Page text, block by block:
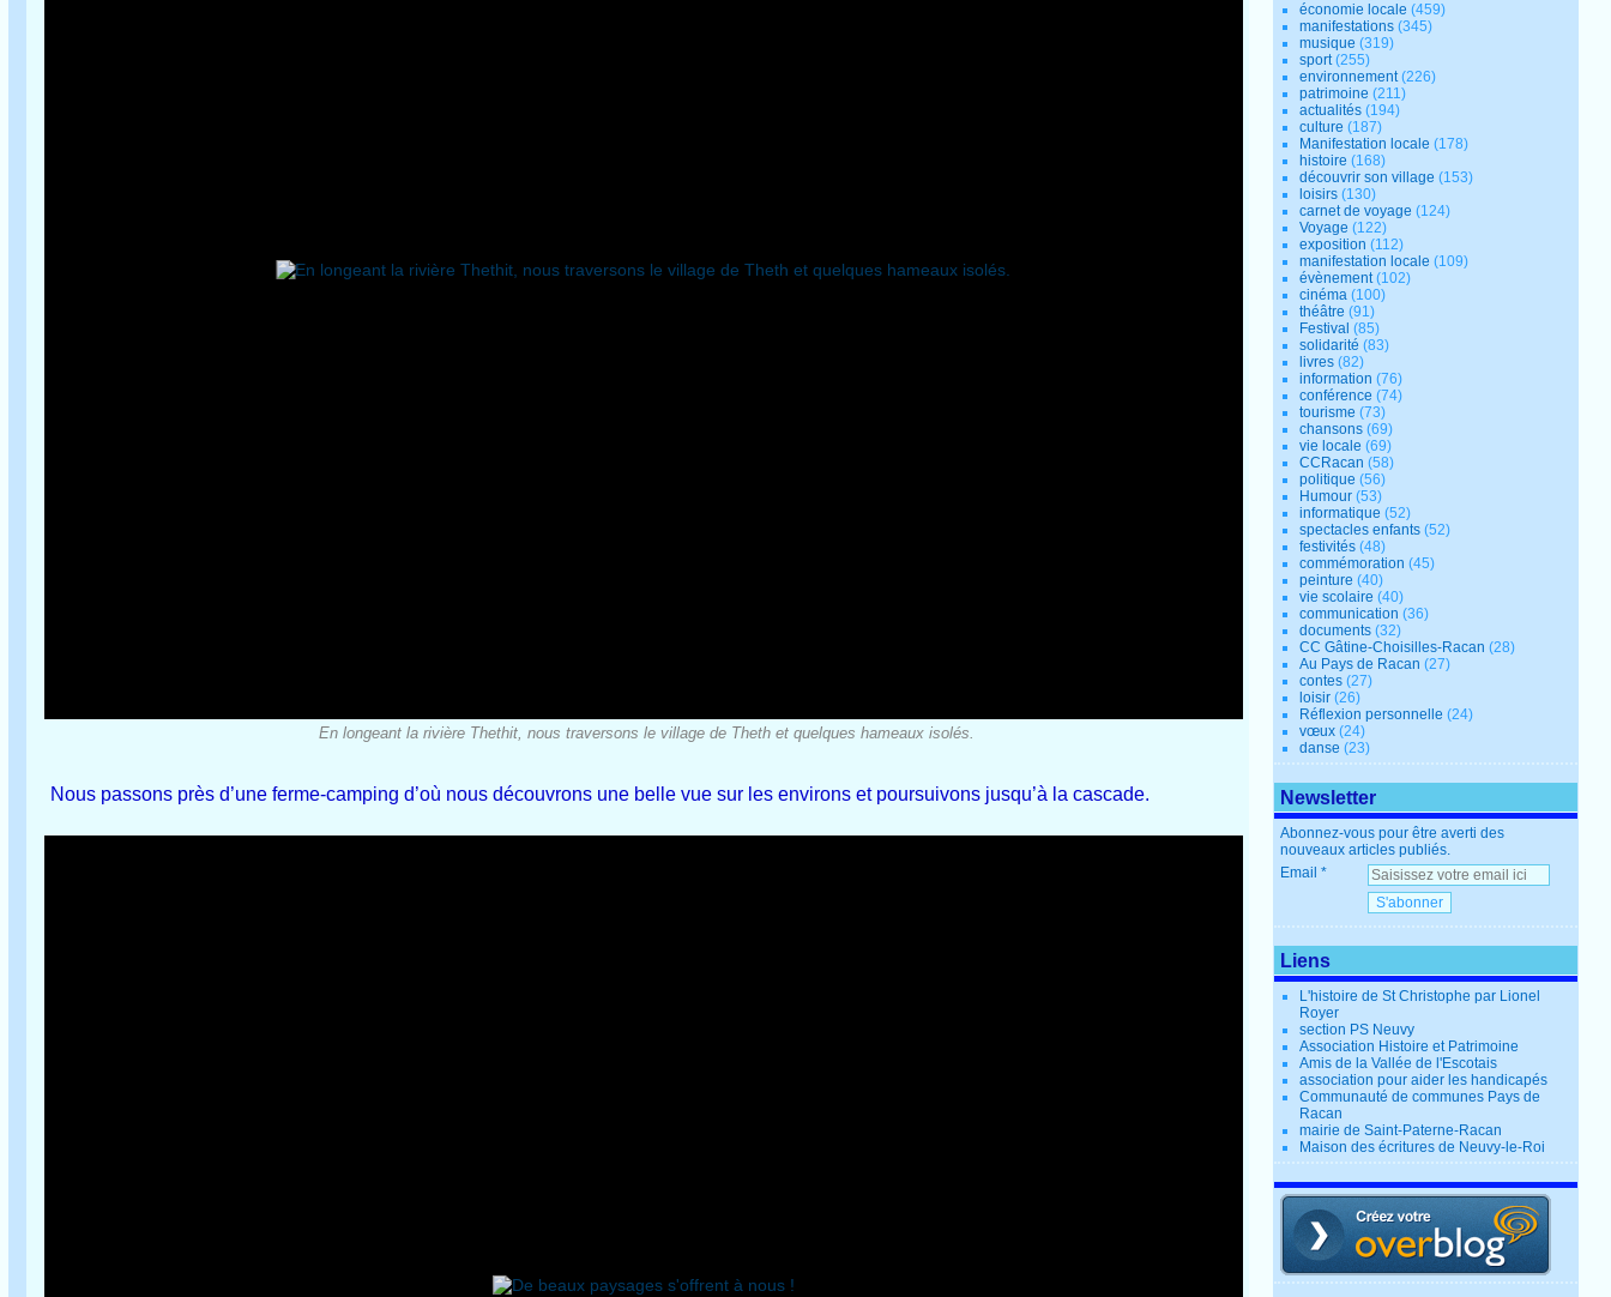
En longeant la rivière Thethit, nous traversons le village de Theth et quelques hameaux isolés.
Nous passons près d’une ferme-camping d’où nous découvrons une belle vue sur les environs et poursuivons jusqu’à la cascade.
économie locale (459)
manifestations (345)
musique (319)
sport(255)
environnement(226)
patrimoine (211)
actualités (194)
culture (187)
Manifestation locale (178)
histoire (168)
découvrir son village (153)
loisirs (130)
carnet de voyage (124)
Voyage (122)
exposition (112)
manifestation locale (109)
évènement(102)
cinéma (100)
théâtre (91)
Festival (85)
solidarité (83)
livres (82)
information (76)
conférence (74)
tourisme (73)
chansons (69)
vie locale (69)
CCRacan (58)
politique (56)
Humour (53)
informatique (52)
spectacles enfants (52)
festivités (48)
commémoration (45)
peinture (40)
vie scolaire (40)
communication (36)
documents (32)
CC Gâtine-Choisilles-Racan (28)
Au Pays de Racan (27)
contes (27)
loisir (26)
Réflexion personnelle (24)
vœux (24)
danse (23)
Newsletter
Abonnez-vous pour être averti des
nouveaux articles publiés.
Email
Liens
L'histoire de St Christophe par Lionel
Royer
section PS Neuvy
Association Histoire et Patrimoine
Amis de la Vallée de l'Escotais
association pour aider les handicapés
Communauté de communes Pays de
Racan
mairie de Saint-Paterne-Racan
Maison des écritures de Neuvy-le-Roi